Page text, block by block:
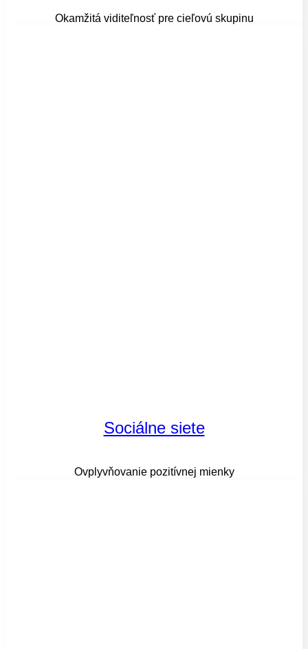
Okamžitá viditeľnosť pre cieľovú skupinu
Sociálne siete
Ovplyvňovanie pozitívnej mienky